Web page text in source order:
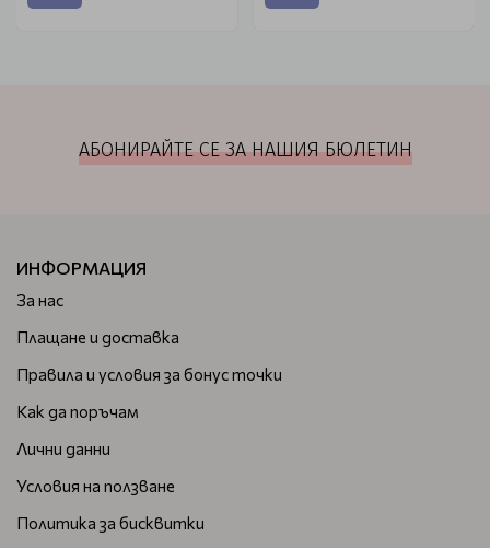
АБОНИРАЙТЕ СЕ ЗА НАШИЯ БЮЛЕТИН
ИНФОРМАЦИЯ
За нас
Плащане и доставка
Правила и условия за бонус точки
Как да поръчам
Лични данни
Условия на ползване
Политика за бисквитки